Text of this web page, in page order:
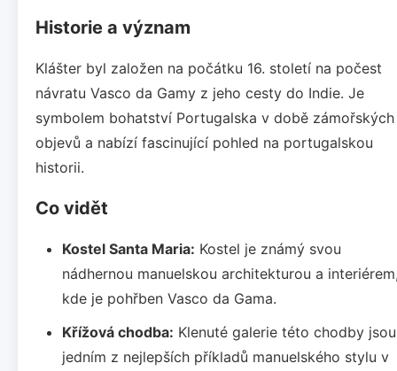
Historie a význam
Klášter byl založen na počátku 16. století na počest
návratu Vasco da Gamy z jeho cesty do Indie. Je
symbolem bohatství Portugalska v době zámořských
objevů a nabízí fascinující pohled na portugalskou
historii.
Co vidět
Kostel Santa Maria: Kostel je známý svou
nádhernou manuelskou architekturou a
kde je pohřben Vasco da Gama.
Křížová chodba: Klenuté galerie této chodby jsou
jedním z nejlepších příkladů manuelského stylu v